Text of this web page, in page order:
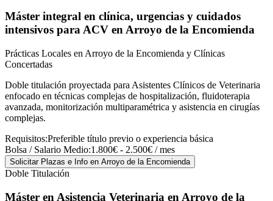
Máster integral en clínica, urgencias y cuidados
intensivos para ACV en Arroyo de la Encomienda
Prácticas Locales en Arroyo de la Encomienda y Clínicas
Concertadas
Doble titulación proyectada para Asistentes Clínicos de Veterinaria
enfocado en técnicas complejas de hospitalización, fluidoterapia
avanzada, monitorización multiparamétrica y asistencia en cirugías
complejas.
Requisitos:Preferible título previo o experiencia básica
Bolsa / Salario Medio:1.800€ - 2.500€ / mes
Solicitar Plazas e Info en Arroyo de la Encomienda
Doble Titulación
Máster en Asistencia Veterinaria en Arroyo de la